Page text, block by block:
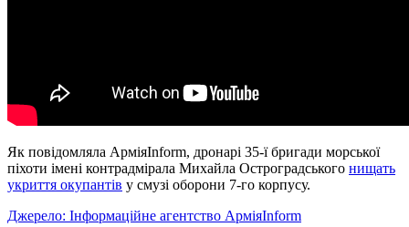
Як повідомляла АрміяInform, дронарі 35-ї бригади морської
піхоти імені контрадмірала Михайла Остроградського нищать
укриття окупантів у смузі оборони 7-го корпусу.
Джерело: Інформаційне агентство АрміяInform